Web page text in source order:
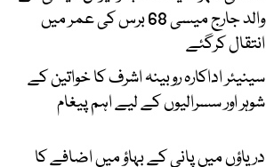
والد جارج میسی 68 برس کی عمر میں
انتقال کرگئے
سینیئر اداکارہ روبینہ اشرف کا خواتین کے
شوہر اور سسرالیوں کے لیے اہم پیغام
دریاؤں میں پانی کے بہاؤ میں اضافے کا